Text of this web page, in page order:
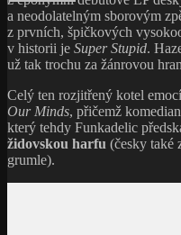
a neodolatelným sborovým
z prvních, špičkových
v historii je Super Stupid.
už tak trochu za žánrovou
Celý ten rozjitřený kotel
Our Minds, přičemž
který tehdy Funkadelic
židovskou harfu (česky také
grumle).